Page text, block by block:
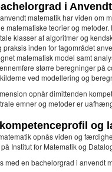
i
matematik har viden
teorier og
klasser af algoritmer og
praksis inden for fagområdet
matematisk model samt
større beregninger på
ved modellering og
opnår dimittenden
emner og metoder er
og
opnås viden og
Institut for Matematik og
med en bachelorgrad i anvendt